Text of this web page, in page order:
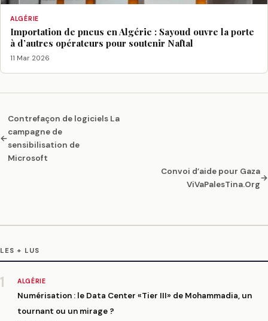
ALGÉRIE
Importation de pneus en Algérie : Sayoud ouvre la porte
à d’autres opérateurs pour soutenir Naftal
11 Mar 2026
←
Contrefaçon de logiciels La
campagne de
sensibilisation de
Microsoft
Convoi d’aide pour Gaza
ViVaPalesTina.Org
→
LES + LUS
1 ALGÉRIE
Numérisation : le Data Center «Tier III» de Mohammadia, un
tournant ou un mirage ?